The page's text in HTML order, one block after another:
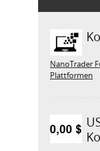
NanoTrader
Plattformen